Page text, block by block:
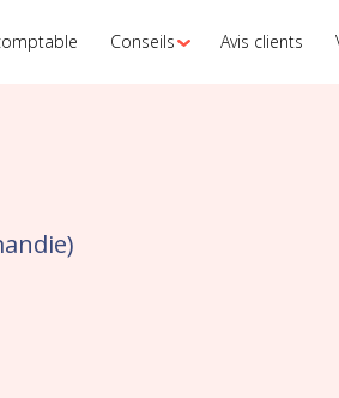
Conseils Avis clients